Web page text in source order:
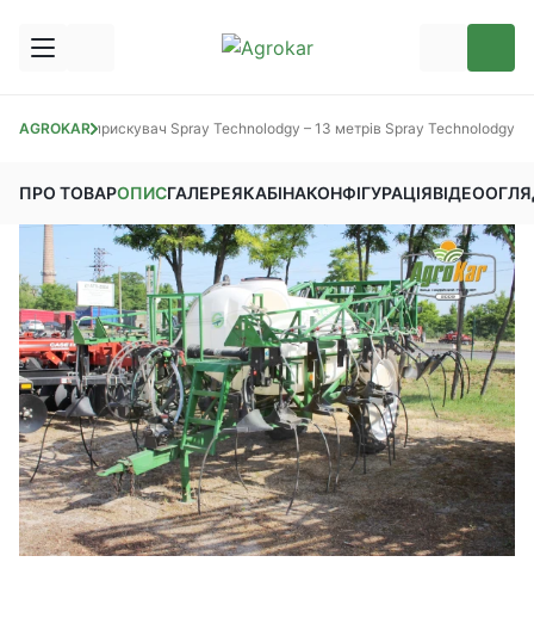
AGROKAR
Причіпний обприскувач Spray Teсhnolodgy – 13 метрів Spray Teсhnolodgy
ПРО ТОВАРОПИСГАЛЕРЕЯКАБІНАКОНФІГУРАЦІЯ